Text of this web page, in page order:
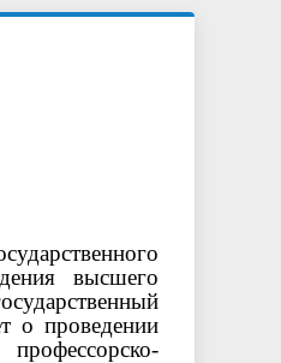
высшего
о проведении